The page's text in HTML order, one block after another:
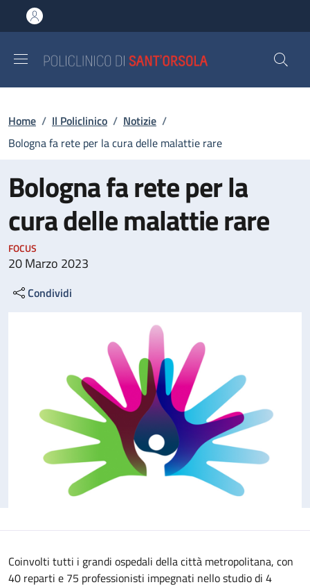
al contenuto principale
to footer content
Briciole di pane
Home / Il Policlinico / Notizie /
Bologna fa rete per la cura delle malattie rare
Bologna fa rete per la
cura delle malattie rare
FOCUS
20 Marzo 2023
Condividi
Coinvolti tutti i grandi ospedali della città metropolitana, con
40 reparti e 75 professionisti impegnati nello studio di 4